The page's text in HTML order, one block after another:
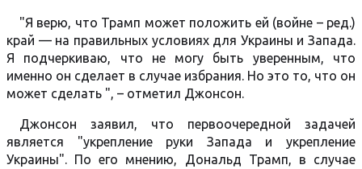
"Я верю, что Трамп может положить ей (войне – ред.)
край — на правильных условиях для Украины и Запада.
Я подчеркиваю, что не могу быть уверенным, что
именно он сделает в случае избрания. Но это то, что он
может сделать ", – отметил Джонсон.
Джонсон заявил, что первоочередной задачей
является "укрепление руки Запада и укрепление
Украины". По его мнению, Дональд Трамп, в случае